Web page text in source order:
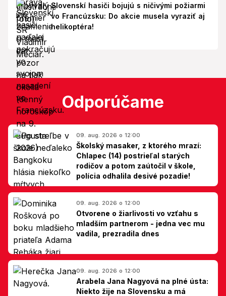
Slovenskí hasiči bojujú s ničivými požiarmi
vo Francúzsku: Do akcie musela vyraziť aj
helikoptéra!
Odporúčame
09. aug. 2026 o 12:00
Školský masaker, z ktorého mrazí:
Chlapec (14) postrieľal starých
rodičov a potom zaútočil v škole,
polícia odhalila desivé pozadie!
09. aug. 2026 o 12:00
Otvorene o žiarlivosti vo vzťahu s
mladším partnerom - jedna vec mu
vadila, prezradila dnes
09. aug. 2026 o 12:00
Arabela Jana Nagyová na plné ústa:
Niekto žije na Slovensku a má